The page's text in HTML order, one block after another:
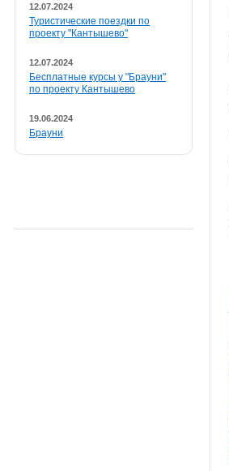
12.07.2024
Туристические поездки по
проекту "Кантышево"
12.07.2024
Бесплатные курсы у "Брауни"
по проекту Кантышево
19.06.2024
Брауни